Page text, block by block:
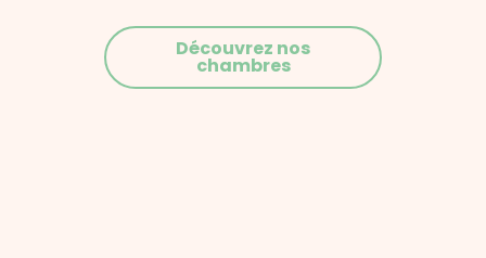
Découvrez nos
chambres